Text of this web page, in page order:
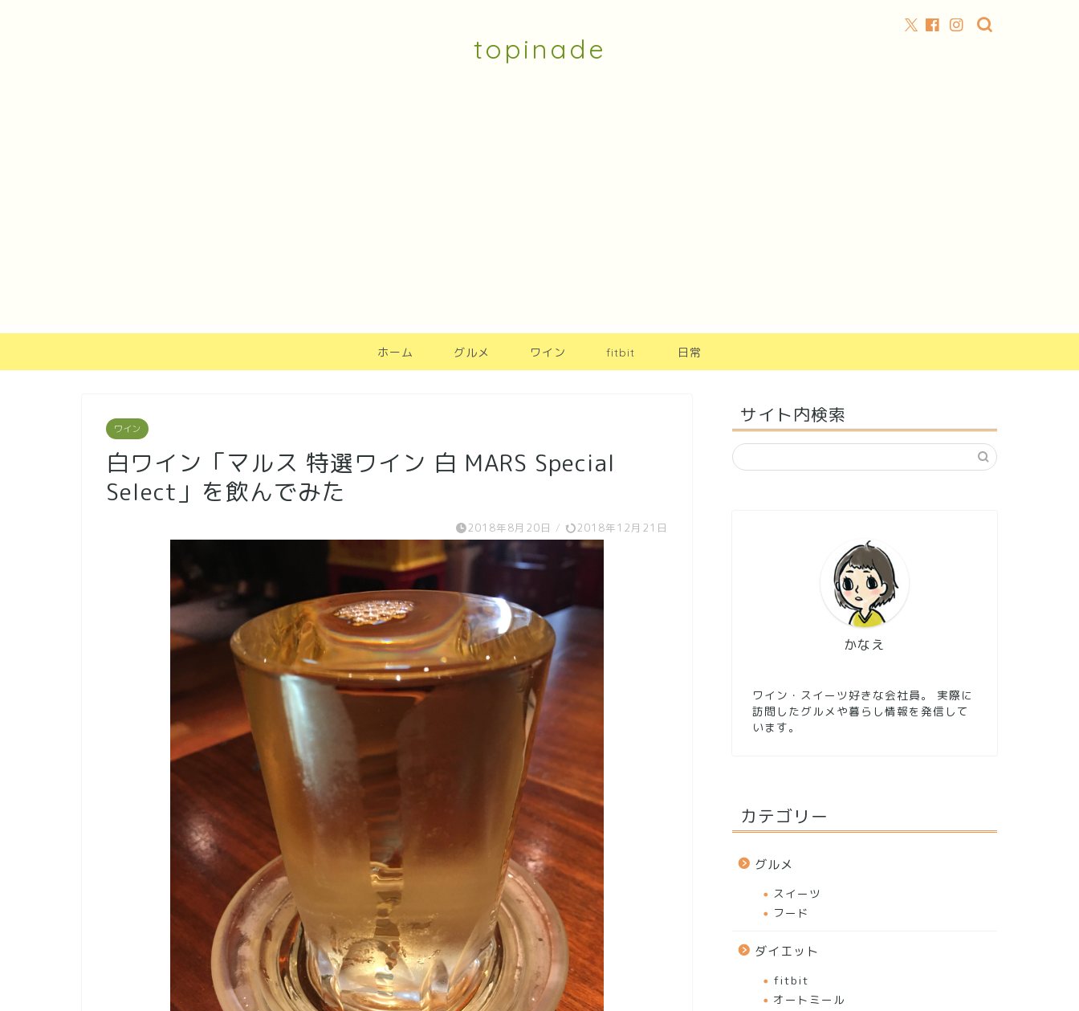
topinade
ホーム グルメ ワイン fitbit 日常
ワイン
白ワイン「マルス 特選ワイン 白 MARS Special
Select」を飲んでみた
2018年8月20日 / 2018年12月21日
サイト内検索
かなえ
ワイン・スイーツ好きな会社員。 実際に
訪問したグルメや暮らし情報を発信して
います。
カテゴリー
グルメ
スイーツ
フード
ダイエット
fitbit
オートミール